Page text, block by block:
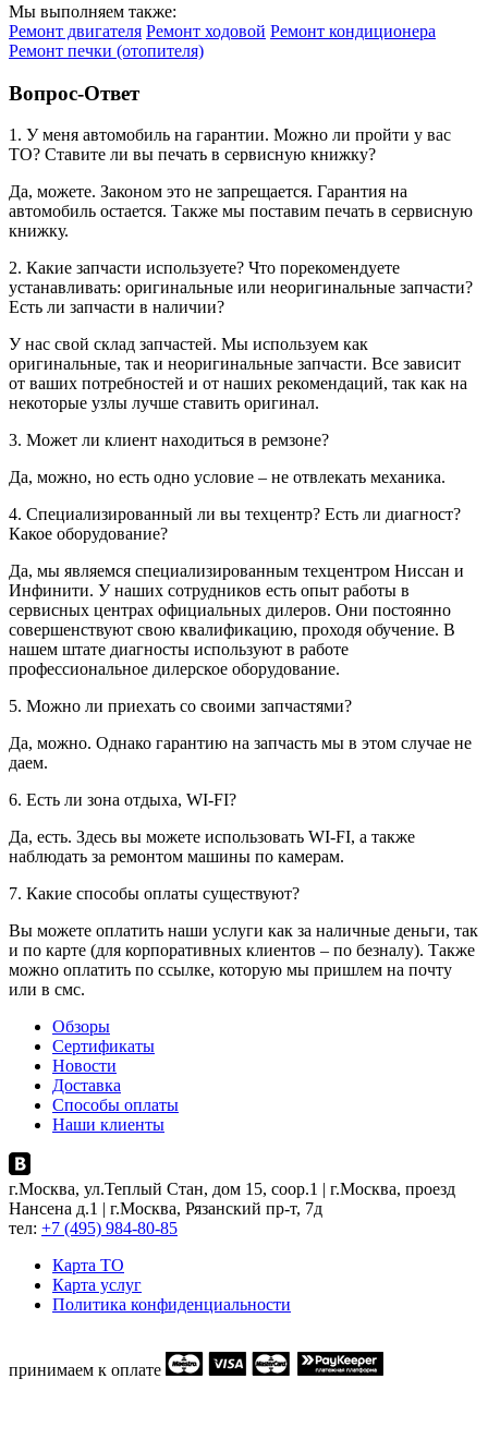
Мы выполняем также:
Ремонт двигателя Ремонт ходовой Ремонт кондиционера
Ремонт печки (отопителя)
Вопрос-Ответ
1. У меня автомобиль на гарантии. Можно ли пройти у вас
ТО? Ставите ли вы печать в сервисную книжку?
Да, можете. Законом это не запрещается. Гарантия на
автомобиль остается. Также мы поставим печать в сервисную
книжку.
2. Какие запчасти используете? Что порекомендуете
устанавливать: оригинальные или неоригинальные запчасти?
Есть ли запчасти в наличии?
У нас свой склад запчастей. Мы используем как
оригинальные, так и неоригинальные запчасти. Все зависит
от ваших потребностей и от наших рекомендаций, так как на
некоторые узлы лучше ставить оригинал.
3. Может ли клиент находиться в ремзоне?
Да, можно, но есть одно условие – не отвлекать механика.
4. Специализированный ли вы техцентр? Есть ли диагност?
Какое оборудование?
Да, мы являемся специализированным техцентром Ниссан и
Инфинити. У наших сотрудников есть опыт работы в
сервисных центрах официальных дилеров. Они постоянно
совершенствуют свою квалификацию, проходя обучение. В
нашем штате диагносты используют в работе
профессиональное дилерское оборудование.
5. Можно ли приехать со своими запчастями?
Да, можно. Однако гарантию на запчасть мы в этом случае не
даем.
6. Есть ли зона отдыха, WI-FI?
Да, есть. Здесь вы можете использовать WI-FI, а также
наблюдать за ремонтом машины по камерам.
7. Какие способы оплаты существуют?
Вы можете оплатить наши услуги как за наличные деньги, так
и по карте (для корпоративных клиентов – по безналу). Также
можно оплатить по ссылке, которую мы пришлем на почту
или в смс.
Обзоры
Сертификаты
Новости
Доставка
Способы оплаты
Наши клиенты
г.Москва, ул.Теплый Стан, дом 15, соор.1 | г.Москва, проезд
Нансена д.1 | г.Москва, Рязанский пр-т, 7д
тел: +7 (495) 984-80-85
Карта ТO
Карта услуг
Политика конфиденциальности
принимаем к оплате